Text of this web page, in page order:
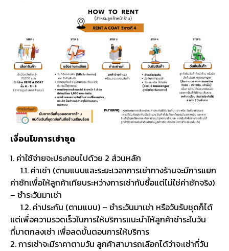
เงื่อนไขการเช่าชุด
1. ค่าใช้จ่ายจะประกอบไปด้วย 2 ส่วนหลัก
1.1. ค่าเช่า (ตามแบบและระยะเวลาการเช่าทางร้านจะมีการแยก
ค่าซักเพื่อให้ลูกค้าเทียบระหว่างการเช่ากับซื้อแต่ไม่ใช่ค่าซักจริง)
– ชำระวันมาเช่า
1.2. ค่าประกัน (ตามแบบ) – ชำระวันมาเช่า หรือวันรับชุดก็ได้
แต่เพื่อความรวดเร็วในการให้บริการแนะนำให้ลูกค้าชำระในวัน
ที่มาตกลงเช่า เพื่อลดขั้นตอนการให้บริการ
2. การเช่าจะมีราคาตามวัน ลูกค้าสามารถเลือกได้ว่าจะเช่ากี่วัน